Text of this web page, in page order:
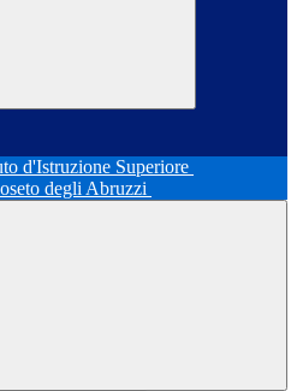
d'Istruzione Superiore
degli Abruzzi